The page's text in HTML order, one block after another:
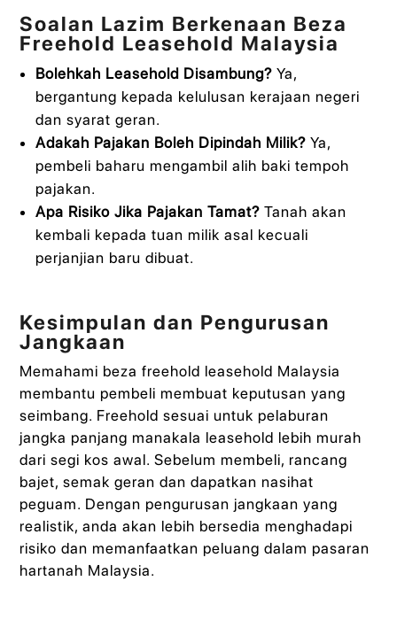
Soalan Lazim Berkenaan Beza
Freehold Leasehold Malaysia
Bolehkah Leasehold Disambung?Ya,
bergantung kepada kelulusan kerajaan negeri
dan syarat geran.
Adakah Pajakan Boleh Dipindah Milik?Ya,
pembeli baharu mengambil alih baki tempoh
pajakan.
Apa Risiko Jika Pajakan Tamat?Tanah akan
kembali kepada tuan milik asal kecuali
perjanjian baru dibuat.
Kesimpulan dan Pengurusan
Jangkaan
Memahami beza freehold leasehold Malaysia
membantu pembeli membuat keputusan yang
seimbang. Freehold sesuai untuk pelaburan
jangka panjang manakala leasehold lebih murah
dari segi kos awal. Sebelum membeli, rancang
bajet, semak geran dan dapatkan nasihat
peguam. Dengan pengurusan jangkaan yang
realistik, anda akan lebih bersedia menghadapi
risiko dan memanfaatkan peluang dalam pasaran
hartanah Malaysia.